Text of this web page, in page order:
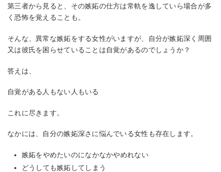
第三者から見ると、その嫉妬の仕方は常軌を逸していら場合が多
く恐怖を覚えることも。
そんな、異常な嫉妬をする女性がいますが、自分が嫉妬深く周囲
又は彼氏を困らせていることは自覚があるのでしょうか？
答えは、
自覚がある人もない人もいる
これに尽きます。
なかには、自分の嫉妬深さに悩んでいる女性も存在します。
嫉妬をやめたいのになかなかやめれない
どうしても嫉妬してしまう